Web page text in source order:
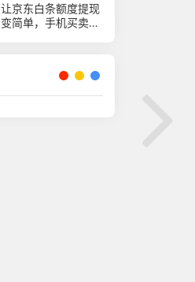
让京东白条额度提现
变简单，手机买卖步